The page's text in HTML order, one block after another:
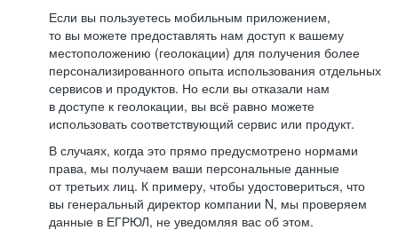
Если вы пользуетесь мобильным приложением,
то вы можете предоставлять нам доступ к вашему
местоположению (геолокации) для получения более
персонализированного опыта использования отдельных
сервисов и продуктов. Но если вы отказали нам
в доступе к геолокации, вы всё равно можете
использовать соответствующий сервис или продукт.
В случаях, когда это прямо предусмотрено нормами
права, мы получаем ваши персональные данные
от третьих лиц. К примеру, чтобы удостовериться, что
вы генеральный директор компании N, мы проверяем
данные в ЕГРЮЛ, не уведомляя вас об этом.